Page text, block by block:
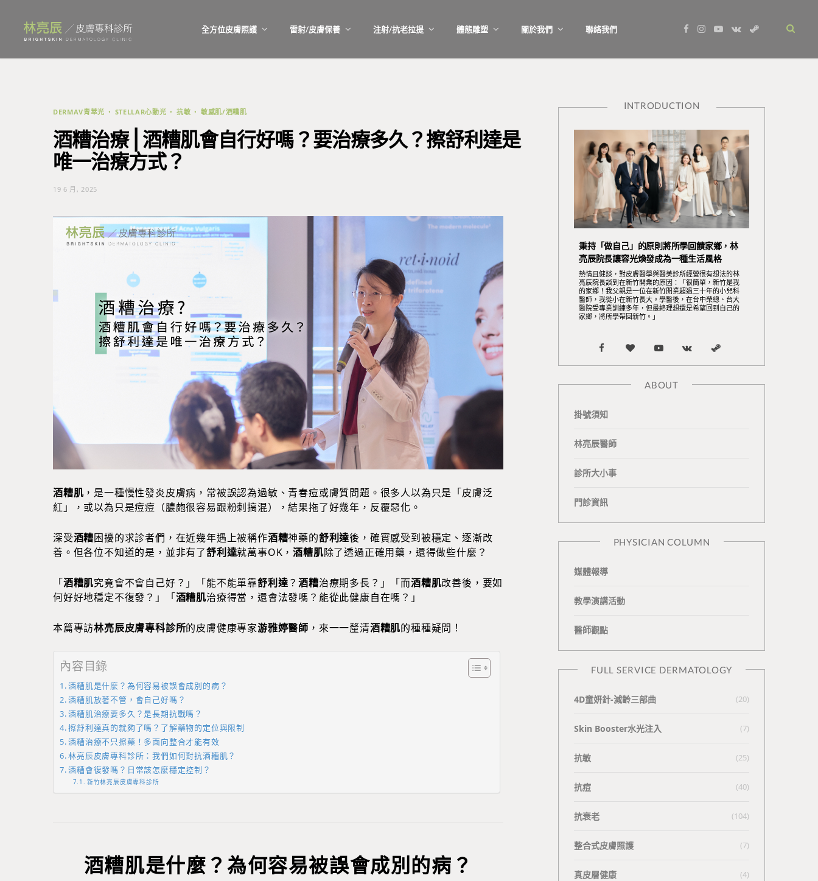
全方位皮膚照護 雷射/皮膚保養 注射/抗老拉提 體態雕塑 關於我們 聯絡我們
I
Y
V
S
DERMAV青萃光 STELLAR心動光 抗敏 敏感肌/酒糟肌
酒糟治療⎪酒糟肌會自行好嗎？要治療多久？擦舒利達是
唯一治療方式？
19 6 月, 2025
酒糟肌 ，是一種慢性發炎皮膚病，常被誤認為過敏、青春痘或膚質問題。很多人以為只是「皮膚泛
紅」，或以為只是痘痘（膿皰很容易跟粉刺搞混），結果拖了好幾年，反覆惡化。
深受酒糟困擾的求診者們，在近幾年遇上被稱作酒糟神藥的舒利達後，確實感受到被穩定、逐漸改
善。但各位不知道的是，並非有了舒利達就萬事OK，酒糟肌除了透過正確用藥，還得做些什麼？
「酒糟肌究竟會不會自己好？」「能不能單靠舒利達？酒糟治療期多長？」「而酒糟肌改善後，要如
何好好地穩定不復發？」「酒糟肌治療得當，還會法發嗎？能從此健康自在嗎？」
本篇專訪林亮辰皮膚專科診所的皮膚健康專家游雅婷醫師 ，來一一釐清酒糟肌的種種疑問！
內容目錄
酒糟肌是什麼？為何容易被誤會成別的病？
酒糟肌放著不管，會自己好嗎？
酒糟肌治療要多久？是長期抗戰嗎？
擦舒利達真的就夠了嗎？了解藥物的定位與限制
酒糟治療不只擦藥！多面向整合才能有效
林亮辰皮膚專科診所：我們如何對抗酒糟肌？
酒糟會復發嗎？日常該怎麼穩定控制？
新竹林亮辰皮膚專科診所
酒糟肌是什麼？為何容易被誤會成別的病？
INTRODUCTION
秉持「做自己」的原則將所學回饋家鄉，林
亮辰院長讓容光煥發成為一種生活風格
熱情且健談，對皮膚醫學與醫美診所經營很有想法的林
亮辰院長談到在新竹開業的原因：「很簡單，新竹是我
的家鄉！我父親是一位在新竹開業超過三十年的小兒科
醫師，我從小在新竹長大。學醫後，在台中榮總、台大
醫院受專業訓練多年，但最終理想還是希望回到自己的
家鄉，將所學帶回新竹。」
F
a
e
b
k
B
l
n
Y
o
u
V
K
e
S
t
ABOUT
掛號須知
林亮辰醫師
診所大小事
門診資訊
PHYSICIAN COLUMN
媒體報導
教學演講活動
醫師觀點
FULL SERVICE DERMATOLOGY
4D童妍針-減齡三部曲 (20)
Skin Booster水光注入 (7)
抗敏 (25)
抗痘 (40)
抗衰老 (104)
整合式皮膚照護 (7)
真皮層健康 (4)